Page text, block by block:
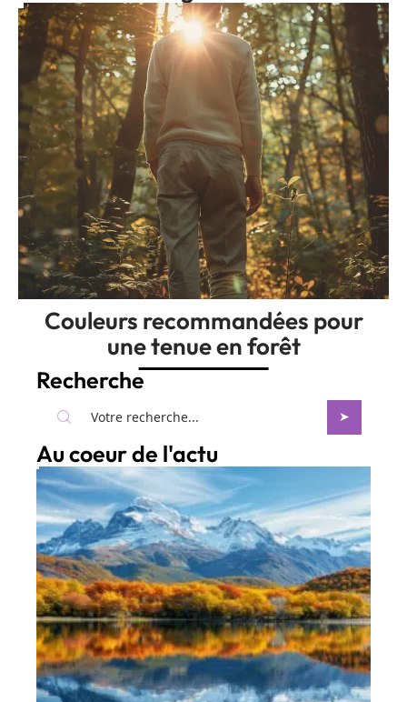
Couleurs recommandées pour
une tenue en forêt
Recherche
Au coeur de l'actu